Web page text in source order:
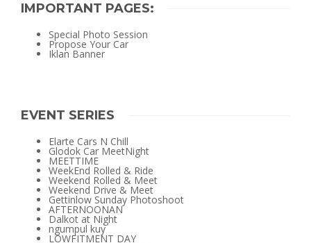
IMPORTANT PAGES:
Special Photo Session
Propose Your Car
Iklan Banner
EVENT SERIES
Elarte Cars N Chill
Glodok Car MeetNight
MEETTIME
WeekEnd Rolled & Ride
Weekend Rolled & Meet
Weekend Drive & Meet
Gettinlow Sunday Photoshoot
AFTERNOONAN
Dalkot at Night
ngumpul kuy
LOWFITMENT DAY